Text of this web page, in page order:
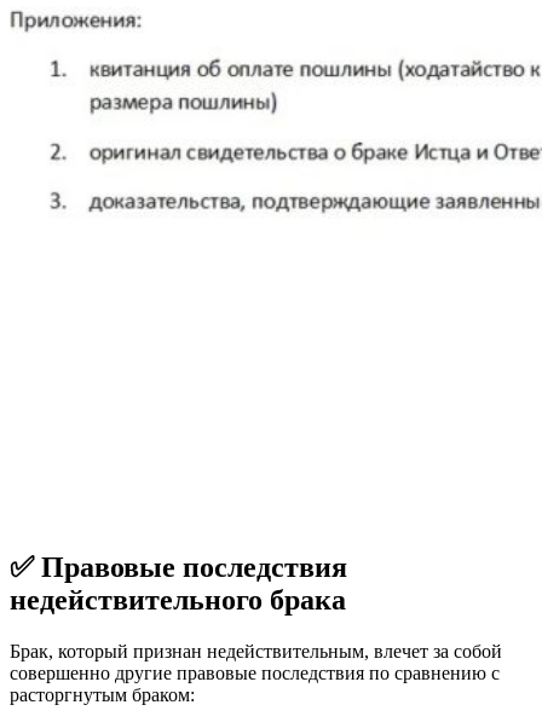
✅ Правовые последствия
недействительного брака
Брак, который признан недействительным, влечет за собой
совершенно другие правовые последствия по сравнению с
расторгнутым браком: